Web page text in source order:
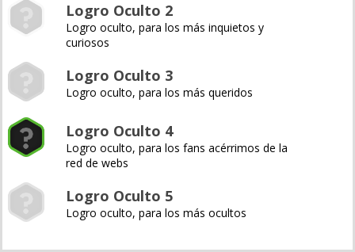
Logro Oculto 2
Logro oculto, para los más inquietos y
curiosos
Logro Oculto 3
Logro oculto, para los más queridos
Logro Oculto 4
Logro oculto, para los fans acérrimos de la
red de webs
Logro Oculto 5
Logro oculto, para los más ocultos